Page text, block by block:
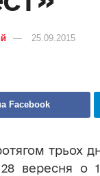
25.09.2015
Facebook
трьох
28 вересня о